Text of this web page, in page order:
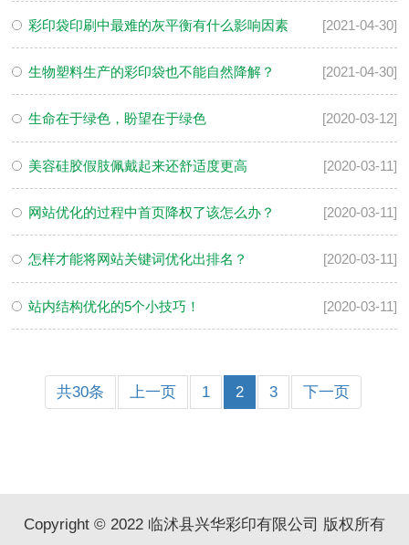
彩印袋印刷中最难的灰平衡有什么影响因素 [2021-04-30]
生物塑料生产的彩印袋也不能自然降解？ [2021-04-30]
生命在于绿色，盼望在于绿色 [2020-03-12]
美容硅胶假肢佩戴起来还舒适度更高 [2020-03-11]
网站优化的过程中首页降权了该怎么办？ [2020-03-11]
怎样才能将网站关键词优化出排名？ [2020-03-11]
站内结构优化的5个小技巧！ [2020-03-11]
共30条 上一页 1 2 3 下一页
Copyright © 2022 临沭县兴华彩印有限公司 版权所有